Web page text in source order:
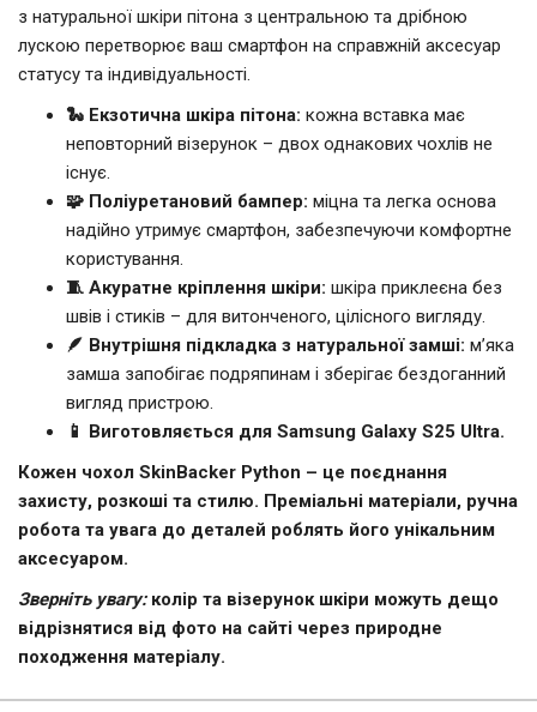
з натуральної шкіри пітона з центральною та дрібною
лускою перетворює ваш смартфон на справжній аксесуар
статусу та індивідуальності.
🐍 Екзотична шкіра пітона: кожна вставка має
неповторний візерунок – двох однакових чохлів не
існує.
🧩 Поліуретановий бампер: міцна та легка основа
надійно утримує смартфон, забезпечуючи комфортне
користування.
🧵 Акуратне кріплення шкіри: шкіра приклеєна без
швів і стиків – для витонченого, цілісного вигляду.
🪶 Внутрішня підкладка з натуральної замші: м’яка
замша запобігає подряпинам і зберігає бездоганний
вигляд пристрою.
📱 Виготовляється для Samsung Galaxy S25 Ultra.
Кожен чохол SkinBacker Python – це поєднання
захисту, розкоші та стилю. Преміальні матеріали, ручна
робота та увага до деталей роблять його унікальним
аксесуаром.
Зверніть увагу:колір та візерунок шкіри можуть дещо
відрізнятися від фото на сайті через природне
походження матеріалу.